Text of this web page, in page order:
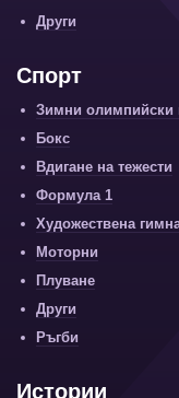
Други
Спорт
Зимни олимпийски
Бокс
Вдигане на тежести
Формула 1
Художествена
Моторни
Плуване
Други
Ръгби
Истории